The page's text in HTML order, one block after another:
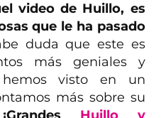
video de Huillo, es
que le ha pasado
duda que este es
más geniales y
hemos visto en un
más sobre su